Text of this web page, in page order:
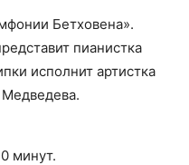
Бетховена».
пианистка
исполнит артистка
минут.